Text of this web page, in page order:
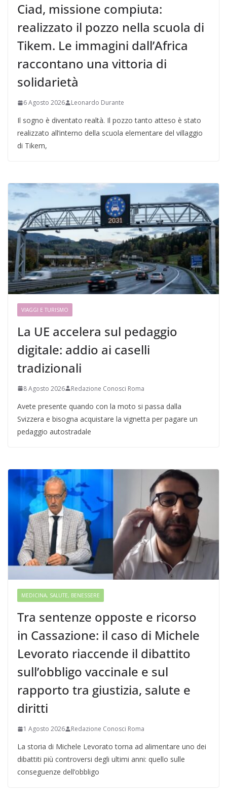
Ciad, missione compiuta:
realizzato il pozzo nella scuola di
Tikem. Le immagini dall’Africa
raccontano una vittoria di
solidarietà
6 Agosto 2026 Leonardo Durante
Il sogno è diventato realtà. Il pozzo tanto atteso è stato
realizzato all’interno della scuola elementare del villaggio
di Tikem,
VIAGGI E TURISMO
La UE accelera sul pedaggio
digitale: addio ai caselli
tradizionali
8 Agosto 2026 Redazione Conosci Roma
Avete presente quando con la moto si passa dalla
Svizzera e bisogna acquistare la vignetta per pagare un
pedaggio autostradale
MEDICINA, SALUTE, BENESSERE
Tra sentenze opposte e ricorso
in Cassazione: il caso di Michele
Levorato riaccende il dibattito
sull’obbligo vaccinale e sul
rapporto tra giustizia, salute e
diritti
1 Agosto 2026 Redazione Conosci Roma
La storia di Michele Levorato torna ad alimentare uno dei
dibattiti più controversi degli ultimi anni: quello sulle
conseguenze dell’obbligo